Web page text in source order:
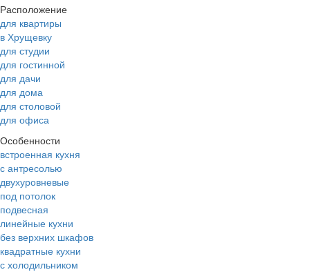
Расположение
для квартиры
в Хрущевку
для студии
для гостинной
для дачи
для дома
для столовой
для офиса
Особенности
встроенная кухня
с антресолью
двухуровневые
под потолок
подвесная
линейные кухни
без верхних шкафов
квадратные кухни
с холодильником